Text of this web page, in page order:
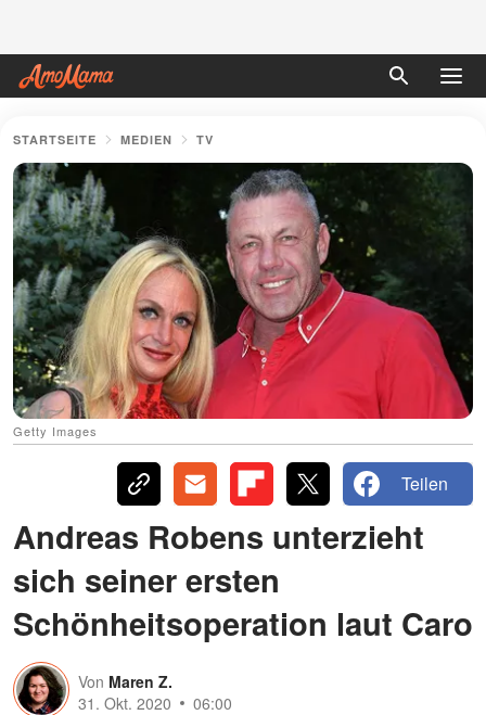
STARTSEITE MEDIEN TV
Getty Images
Teilen
Andreas Robens unterzieht
sich seiner ersten
Schönheitsoperation laut Caro
Von Maren Z.
31. Okt. 2020
06:00